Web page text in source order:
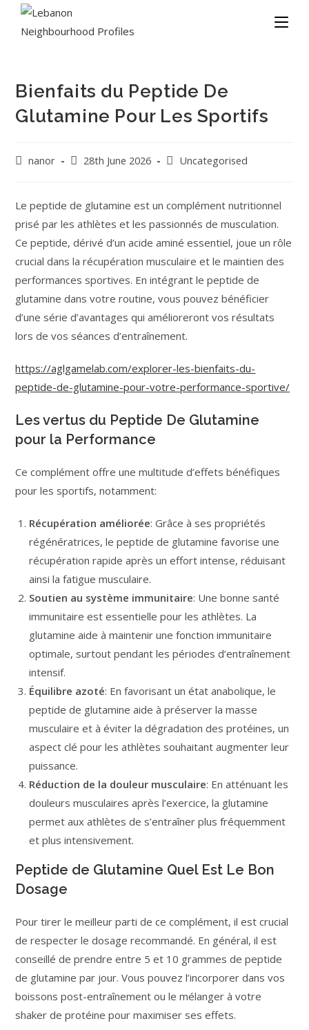
Bienfaits du Peptide De
Glutamine Pour Les Sportifs
nanor 28th June 2026 Uncategorised
Le peptide de glutamine est un complément nutritionnel
prisé par les athlètes et les passionnés de musculation.
Ce peptide, dérivé d’un acide aminé essentiel, joue un rôle
crucial dans la récupération musculaire et le maintien des
performances sportives. En intégrant le peptide de
glutamine dans votre routine, vous pouvez bénéficier
d’une série d’avantages qui amélioreront vos résultats
lors de vos séances d’entraînement.
https://aglgamelab.com/explorer-les-bienfaits-du-
peptide-de-glutamine-pour-votre-performance-sportive/
Les vertus du Peptide De Glutamine
pour la Performance
Ce complément offre une multitude d’effets bénéfiques
pour les sportifs, notamment:
Récupération améliorée: Grâce à ses propriétés
régénératrices, le peptide de glutamine favorise une
récupération rapide après un effort intense, réduisant
ainsi la fatigue musculaire.
Soutien au système immunitaire: Une bonne santé
immunitaire est essentielle pour les athlètes. La
glutamine aide à maintenir une fonction immunitaire
optimale, surtout pendant les périodes d’entraînement
intensif.
Équilibre azoté: En favorisant un état anabolique, le
peptide de glutamine aide à préserver la masse
musculaire et à éviter la dégradation des protéines, un
aspect clé pour les athlètes souhaitant augmenter leur
puissance.
Réduction de la douleur musculaire: En atténuant les
douleurs musculaires après l’exercice, la glutamine
permet aux athlètes de s’entraîner plus fréquemment
et plus intensivement.
Peptide de Glutamine Quel Est Le Bon
Dosage
Pour tirer le meilleur parti de ce complément, il est crucial
de respecter le dosage recommandé. En général, il est
conseillé de prendre entre 5 et 10 grammes de peptide
de glutamine par jour. Vous pouvez l’incorporer dans vos
boissons post-entraînement ou le mélanger à votre
shaker de protéine pour maximiser ses effets.